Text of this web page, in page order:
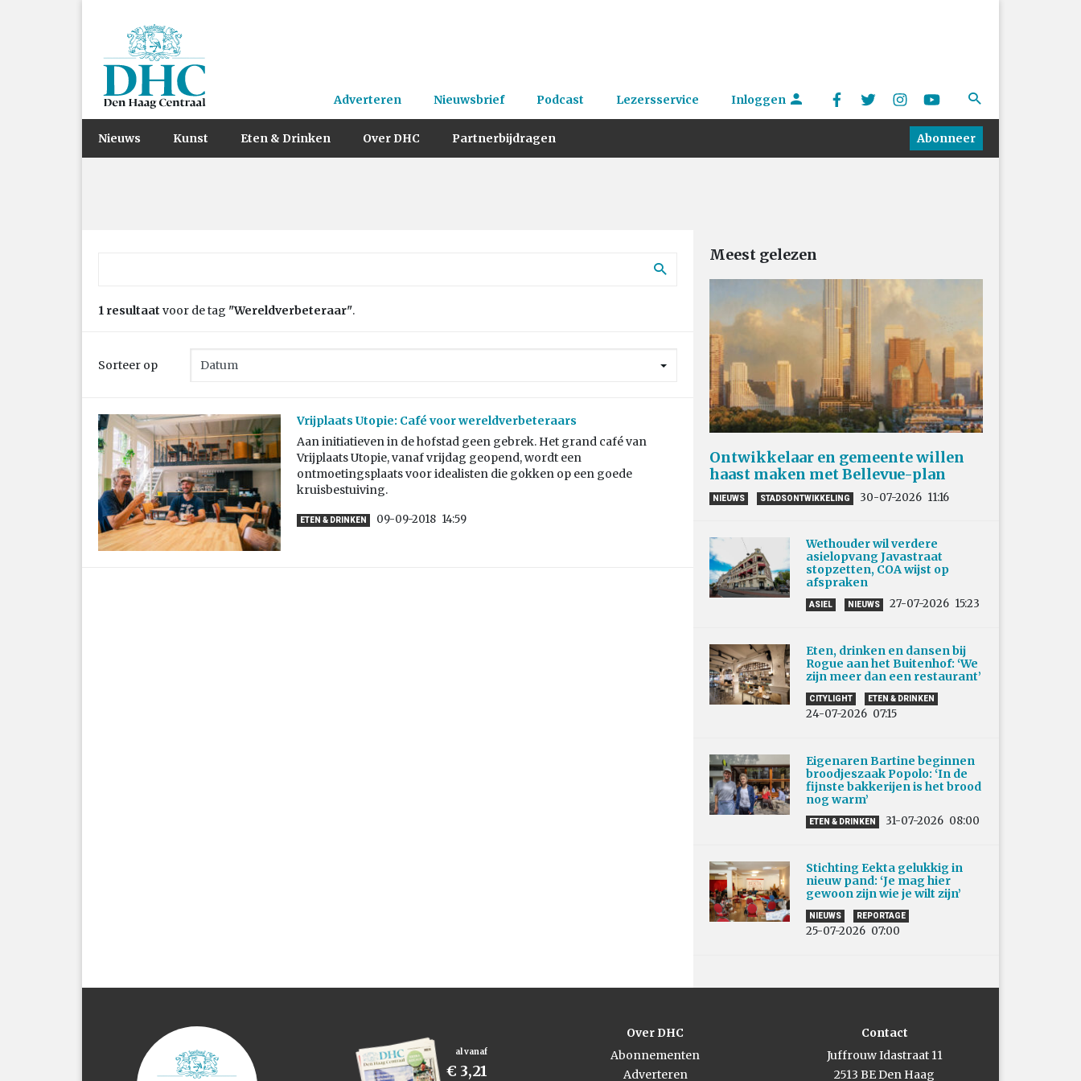
Adverteren Nieuwsbrief Podcast Lezersservice Inloggen
Nieuws Kunst Eten & Drinken Over DHC Partnerbijdragen Abonneer
1 resultaat voor de tag "Wereldverbeteraar".
Sorteer op
Vrijplaats Utopie: Café voor wereldverbeteraars
Aan initiatieven in de hofstad geen gebrek. Het grand café van
Vrijplaats Utopie, vanaf vrijdag geopend, wordt een
ontmoetingsplaats voor idealisten die gokken op een goede
kruisbestuiving.
ETEN & DRINKEN 09-09-2018 14:59
Meest gelezen
Ontwikkelaar en gemeente willen
haast maken met Bellevue-plan
NIEUWS STADSONTWIKKELING 30-07-2026 11:16
Wethouder wil verdere
asielopvang Javastraat
stopzetten, COA wijst op
afspraken
ASIEL NIEUWS 27-07-2026 15:23
Eten, drinken en dansen bij
Rogue aan het Buitenhof: ‘We
zijn meer dan een restaurant’
CITYLIGHT ETEN & DRINKEN
24-07-2026 07:15
Eigenaren Bartine beginnen
broodjeszaak Popolo: ‘In de
fijnste bakkerijen is het brood
nog warm’
ETEN & DRINKEN 31-07-2026 08:00
Stichting Eekta gelukkig in
nieuw pand: ‘Je mag hier
gewoon zijn wie je wilt zijn’
NIEUWS REPORTAGE
25-07-2026 07:00
al vanaf
€ 3,21
Over DHC
Abonnementen
Adverteren
Contact
Juffrouw Idastraat 11
2513 BE Den Haag